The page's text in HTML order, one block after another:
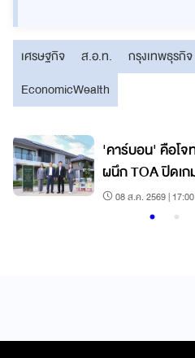
เศรษฐกิจ ส.อ.ท. กรุงเทพธุรกิจ
EconomicWealth
'คาร์บอน' คือโจ
ผนึก TOA ปิดเ
08 ส.ค. 2569 | 17:00